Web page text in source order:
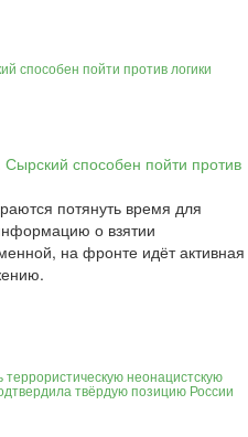
способен пойти против логики
потянуть время для
о взятии
на фронте идёт активная
неонацистскую
твёрдую позицию России